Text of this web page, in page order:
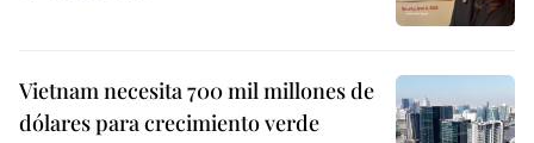
Vietnam necesita 700 mil millones de
dólares para crecimiento verde